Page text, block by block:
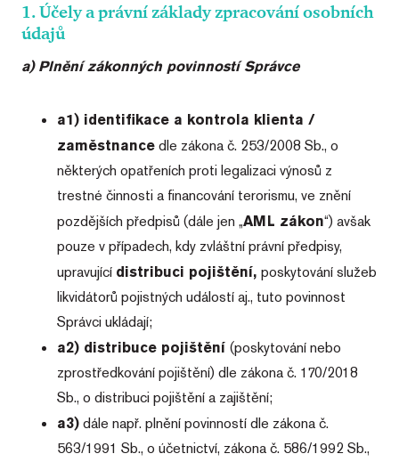
1. Účely a právní základy zpracování osobních
údajů
a) Plnění zákonných povinností Správce
a1) identifikace a kontrola klienta /
zaměstnance dle zákona č. 253/2008 Sb., o
některých opatřeních proti legalizaci výnosů z
trestné činnosti a financování terorismu, ve znění
pozdějších předpisů (dále jen „AML zákon“) avšak
pouze v případech, kdy zvláštní právní předpisy,
upravující distribuci pojištění, poskytování služeb
likvidátorů pojistných událostí aj., tuto povinnost
Správci ukládají;
a2) distribuce pojištění (poskytování nebo
zprostředkování pojištění) dle zákona č. 170/2018
Sb., o distribuci pojištění a zajištění;
a3) dále např. plnění povinností dle zákona č.
563/1991 Sb., o účetnictví, zákona č. 586/1992 Sb.,